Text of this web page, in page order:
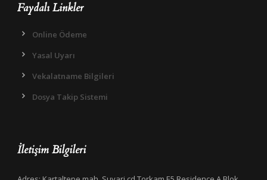
Faydalı Linkler
Online Ödeme
Yasal Uyarı
Vekalatname Bilgileri
Dosya Takip Sistemi
İletişim Bilgileri